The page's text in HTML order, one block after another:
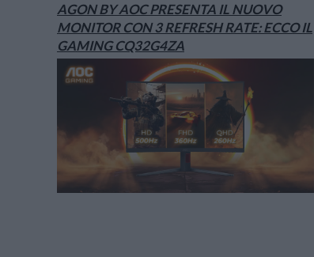
AGON BY AOC PRESENTA IL NUOVO
MONITOR CON 3 REFRESH RATE: ECCO IL
GAMING CQ32G4ZA